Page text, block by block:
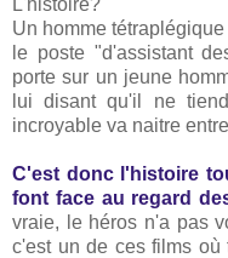
Un homme
le poste "d'assistant
porte sur un jeune
lui disant qu'il ne
incroyable va naitre
C'est donc l'histoire
font face au regard
vraie, le héros n'a pas
c'est un de ces films où